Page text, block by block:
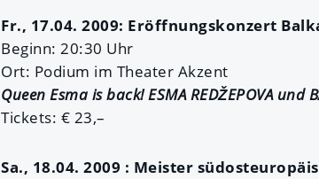
Fr., 17.04. 2009: Eröffnungskonzert
Beginn: 20:30 Uhr
Ort: Podium im Theater Akzent
Queen Esma is back! ESMA REDŽEPOVA und
Tickets: € 23,–
Sa., 18.04. 2009 : Meister